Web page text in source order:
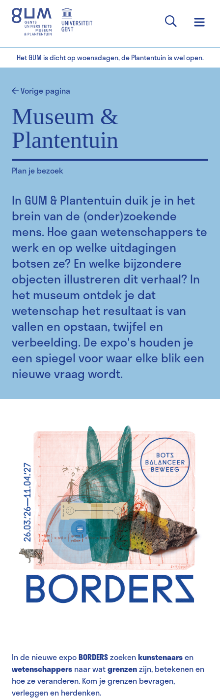
Het GUM is dicht op woensdagen, de Plantentuin is wel open.
Vorige pagina
Museum &
Plantentuin
Plan je bezoek
In GUM & Plantentuin duik je in het
brein van de (onder)zoekende
mens. Hoe gaan wetenschappers te
werk en op welke uitdagingen
botsen ze? En welke bijzondere
objecten illustreren dit verhaal? In
het museum ontdek je dat
wetenschap het resultaat is van
vallen en opstaan, twijfel en
verbeelding. De expo's houden je
een spiegel voor waar elke blik een
nieuwe vraag wordt.
In de nieuwe expoBORDERSzoekenkunstenaarsen
wetenschappers naar watgrenzenzijn, betekenen en
hoe ze veranderen. Kom je grenzen bevragen,
verleggen en herdenken.